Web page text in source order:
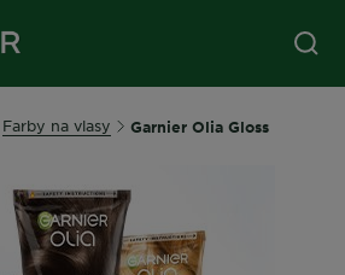
Farby na vlasy Garnier Olia Gloss